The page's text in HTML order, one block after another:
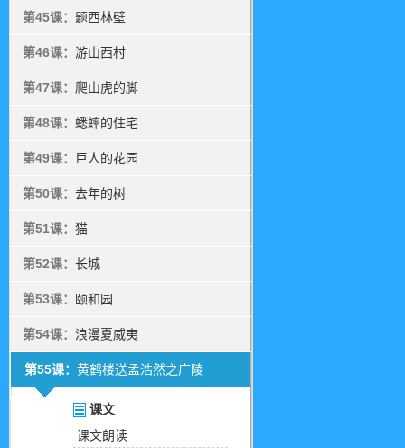
第45课： 题西林壁
第46课： 游山西村
第47课： 爬山虎的脚
第48课： 蟋蟀的住宅
第49课： 巨人的花园
第50课： 去年的树
第51课： 猫
第52课： 长城
第53课： 颐和园
第54课： 浪漫夏威夷
第55课： 黄鹤楼送孟浩然之广陵
课文
课文朗读